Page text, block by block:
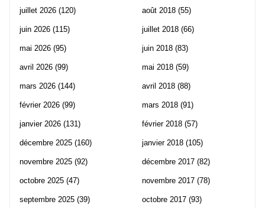
juillet 2026 (120)
juin 2026 (115)
mai 2026 (95)
avril 2026 (99)
mars 2026 (144)
février 2026 (99)
janvier 2026 (131)
décembre 2025 (160)
novembre 2025 (92)
octobre 2025 (47)
septembre 2025 (39)
août 2018 (55)
juillet 2018 (66)
juin 2018 (83)
mai 2018 (59)
avril 2018 (88)
mars 2018 (91)
février 2018 (57)
janvier 2018 (105)
décembre 2017 (82)
novembre 2017 (78)
octobre 2017 (93)